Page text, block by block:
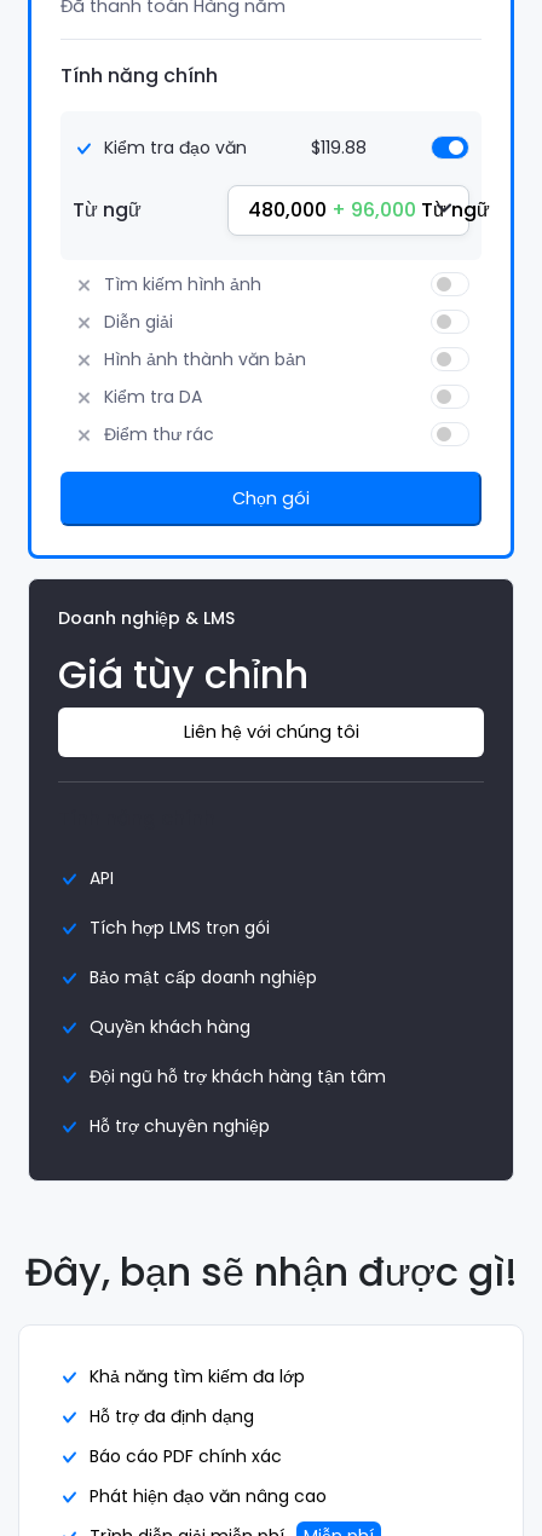
Đã thanh toán Hàng năm
Tính năng chính
Kiểm tra đạo văn $119.88
Từ ngữ 480,000 + 96,000 Từ ngữ
Tìm kiếm hình ảnh
Diễn giải
Hình ảnh thành văn bản
Kiểm tra DA
Điểm thư rác
Chọn gói
Doanh nghiệp & LMS
Giá tùy chỉnh
Liên hệ với chúng tôi
API
Tích hợp LMS trọn gói
Bảo mật cấp doanh nghiệp
Quyền khách hàng
Đội ngũ hỗ trợ khách hàng tận tâm
Hỗ trợ chuyên nghiệp
Đây, bạn sẽ nhận được gì!
Khả năng tìm kiếm đa lớp
Hỗ trợ đa định dạng
Báo cáo PDF chính xác
Phát hiện đạo văn nâng cao